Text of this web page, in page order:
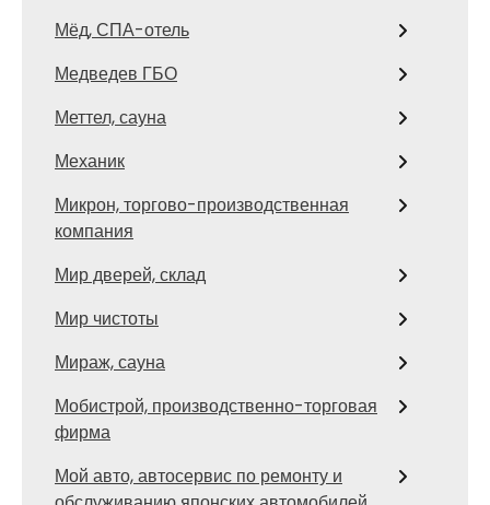
Мёд, СПА-отель
Медведев ГБО
Меттел, сауна
Механик
Микрон, торгово-производственная
компания
Мир дверей, склад
Мир чистоты
Мираж, сауна
Мобистрой, производственно-торговая
фирма
Мой авто, автосервис по ремонту и